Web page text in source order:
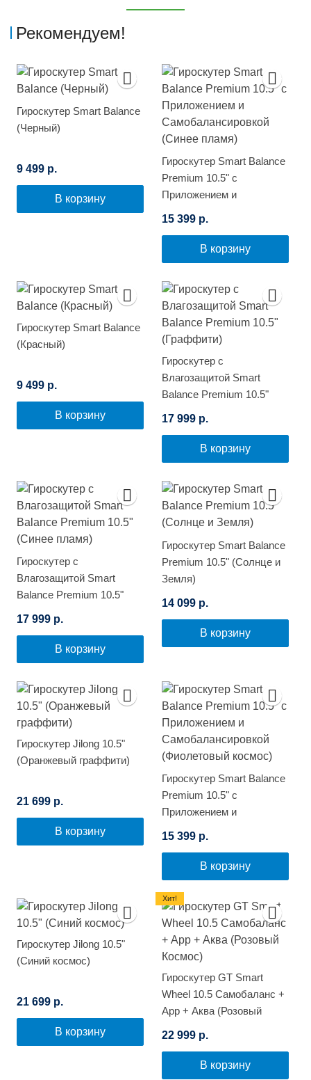
Рекомендуем!
Гироскутер Smart Balance
(Черный)
9 499 р.
В корзину
Гироскутер Smart Balance
Premium 10.5" с
Приложением и
(Синее пламя)
15 399 р.
В корзину
Гироскутер Smart Balance
(Красный)
9 499 р.
В корзину
Гироскутер с
Влагозащитой Smart
Balance Premium 10.5"
17 999 р.
В корзину
Гироскутер с
Влагозащитой Smart
Balance Premium 10.5"
17 999 р.
В корзину
Гироскутер Smart Balance
Premium 10.5" (Солнце и
Земля)
14 099 р.
В корзину
Гироскутер Jilong 10.5"
(Оранжевый граффити)
21 699 р.
В корзину
Гироскутер Smart Balance
Premium 10.5" с
Приложением и
(Фиолетовый космос)
15 399 р.
В корзину
Гироскутер Jilong 10.5"
(Синий космос)
21 699 р.
В корзину
Гироскутер GT Smart
Wheel 10.5 Самобаланс +
App + Аква (Розовый
22 999 р.
В корзину
Хит!